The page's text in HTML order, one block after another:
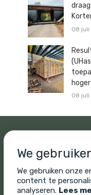
08 juli
08 juli
WOODSTOXX
We
We gebruiken onze
content te
analyseren. Lees